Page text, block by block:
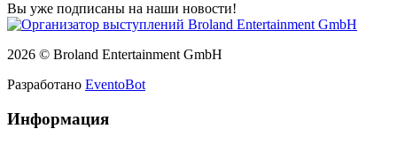
Вы уже подписаны на наши новости!
2026 © Broland Entertainment GmbH
Разработано EventoBot
Информация